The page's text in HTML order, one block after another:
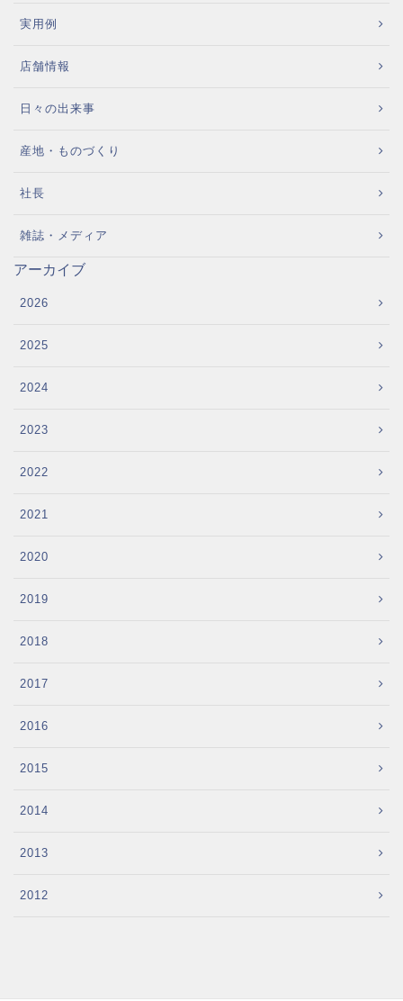
実用例
店舗情報
日々の出来事
産地・ものづくり
社長
雑誌・メディア
アーカイブ
2026
2025
2024
2023
2022
2021
2020
2019
2018
2017
2016
2015
2014
2013
2012